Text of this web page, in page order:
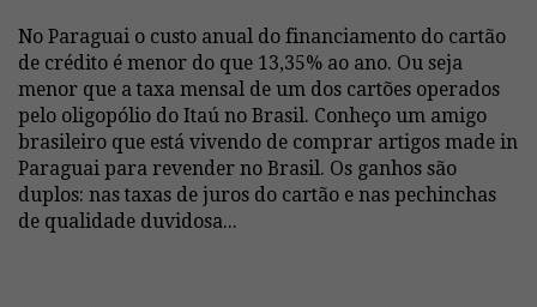
No Paraguai o custo anual do financiamento do cartão
de crédito é menor do que 13,35% ao ano. Ou seja
menor que a taxa mensal de um dos cartões operados
pelo oligopólio do Itaú no Brasil. Conheço um amigo
brasileiro que está vivendo de comprar artigos made in
Paraguai para revender no Brasil. Os ganhos são
duplos: nas taxas de juros do cartão e nas pechinchas
de qualidade duvidosa...